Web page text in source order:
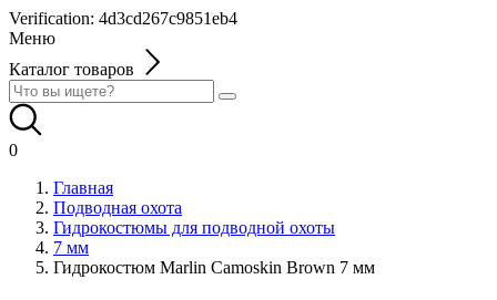
Verification: 4d3cd267c9851eb4
Меню
Каталог товаров
0
Главная
Подводная охота
Гидрокостюмы для подводной охоты
7 мм
Гидрокостюм Marlin Camoskin Brown 7 мм